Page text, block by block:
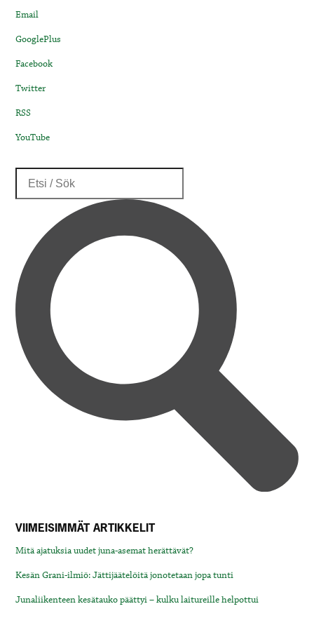
Email
GooglePlus
Facebook
Twitter
RSS
YouTube
VIIMEISIMMÄT ARTIKKELIT
Mitä ajatuksia uudet juna-asemat herättävät?
Kesän Grani-ilmiö: Jättijäätelöitä jonotetaan jopa tunti
Junaliikenteen kesätauko päättyi – kulku laitureille helpottui